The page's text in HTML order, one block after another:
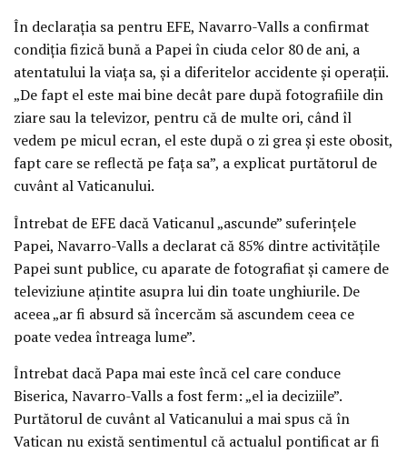
În declaraţia sa pentru EFE, Navarro-Valls a confirmat
condiţia fizică bună a Papei în ciuda celor 80 de ani, a
atentatului la viaţa sa, şi a diferitelor accidente şi operaţii.
„De fapt el este mai bine decât pare după fotografiile din
ziare sau la televizor, pentru că de multe ori, când îl
vedem pe micul ecran, el este după o zi grea şi este obosit,
fapt care se reflectă pe faţa sa”, a explicat purtătorul de
cuvânt al Vaticanului.
Întrebat de EFE dacă Vaticanul „ascunde” suferinţele
Papei, Navarro-Valls a declarat că 85% dintre activităţile
Papei sunt publice, cu aparate de fotografiat şi camere de
televiziune aţintite asupra lui din toate unghiurile. De
aceea „ar fi absurd să încercăm să ascundem ceea ce
poate vedea întreaga lume”.
Întrebat dacă Papa mai este încă cel care conduce
Biserica, Navarro-Valls a fost ferm: „el ia deciziile”.
Purtătorul de cuvânt al Vaticanului a mai spus că în
Vatican nu există sentimentul că actualul pontificat ar fi